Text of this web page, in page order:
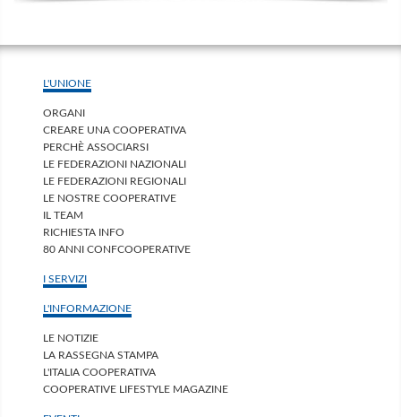
L'UNIONE
ORGANI
CREARE UNA COOPERATIVA
PERCHÈ ASSOCIARSI
LE FEDERAZIONI NAZIONALI
LE FEDERAZIONI REGIONALI
LE NOSTRE COOPERATIVE
IL TEAM
RICHIESTA INFO
80 ANNI CONFCOOPERATIVE
I SERVIZI
L'INFORMAZIONE
LE NOTIZIE
LA RASSEGNA STAMPA
L'ITALIA COOPERATIVA
COOPERATIVE LIFESTYLE MAGAZINE